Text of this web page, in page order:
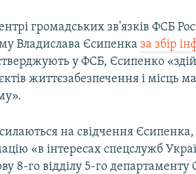
громадських зв'язків ФСБ
Владислава Єсипенказа збір
у ФСБ, Єсипенко
життєзабезпечення і місць
на свідчення
«в інтересах спецслужб
8-го відділу 5-го